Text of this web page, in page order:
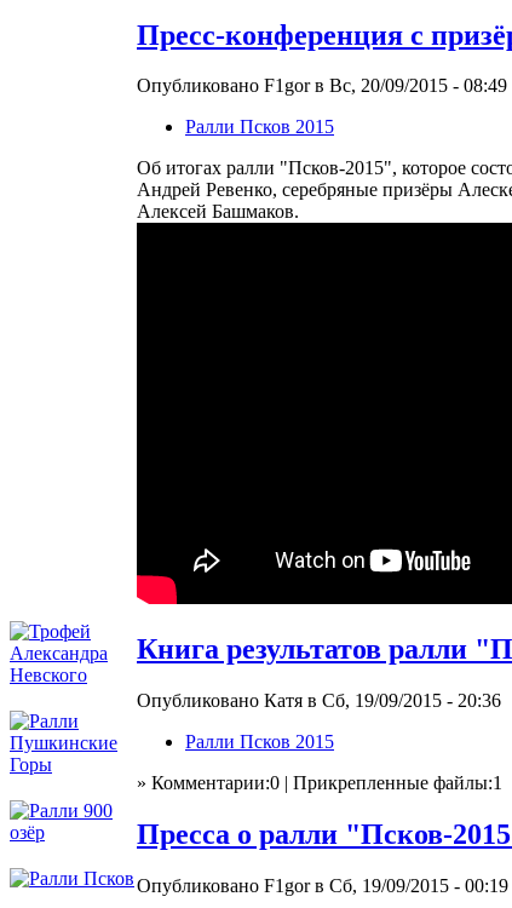
Пресс-конференция с
Опубликовано F1gor в Вс, 20/09/2015 - 08:49
Ралли Псков 2015
Об итогах ралли "Псков-2015", которое
Андрей Ревенко, серебряные призёры
Алексей Башмаков.
Книга результатов ралли
Опубликовано Катя в Сб, 19/09/2015 - 20:36
Ралли Псков 2015
» Комментарии:0 | Прикрепленные файлы:1
Пресса о ралли "Псков-
Опубликовано F1gor в Сб, 19/09/2015 - 00:19